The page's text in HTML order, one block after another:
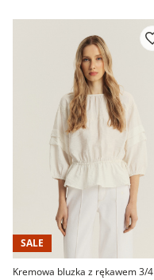
SALE
Kremowa bluzka z rękawem 3/4